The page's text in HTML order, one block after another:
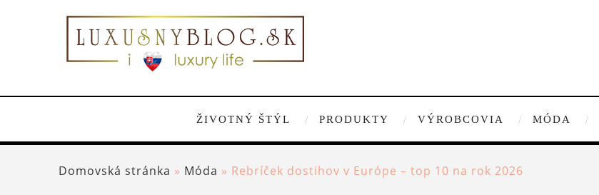
ŽIVOTNÝ ŠTÝL PRODUKTY VÝROBCOVIA MÓDA
Domovská stránka » Móda » Rebríček dostihov v Európe – top 10 na rok 2026